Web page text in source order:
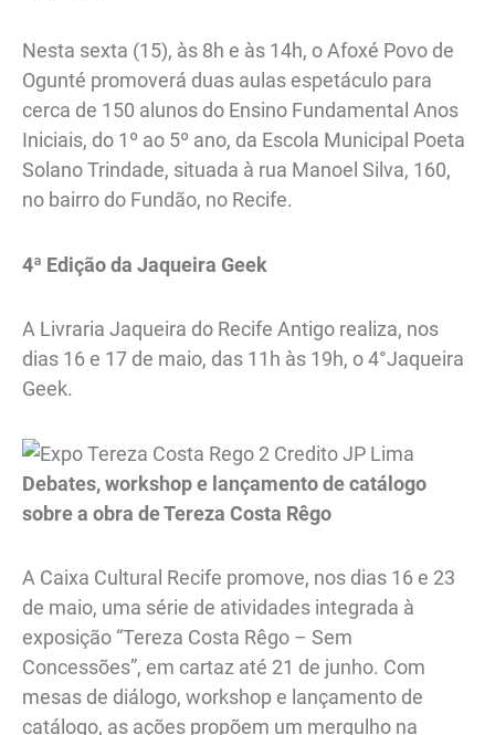
Nesta sexta (15), às 8h e às 14h, o Afoxé Povo de
Ogunté promoverá duas aulas espetáculo para
cerca de 150 alunos do Ensino Fundamental Anos
Iniciais, do 1º ao 5º ano, da Escola Municipal Poeta
Solano Trindade, situada à rua Manoel Silva, 160,
no bairro do Fundão, no Recife.
4ª Edição da Jaqueira Geek
A Livraria Jaqueira do Recife Antigo realiza, nos
dias 16 e 17 de maio, das 11h às 19h, o 4°Jaqueira
Geek.
Debates, workshop e lançamento de catálogo
sobre a obra de Tereza Costa Rêgo
A Caixa Cultural Recife promove, nos dias 16 e 23
de maio, uma série de atividades integrada à
exposição “Tereza Costa Rêgo – Sem
Concessões”, em cartaz até 21 de junho. Com
mesas de diálogo, workshop e lançamento de
catálogo, as ações propõem um mergulho na